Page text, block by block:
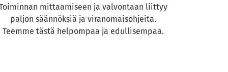
mittaamiseen ja valvontaan liittyy
paljon säännöksiä ja viranomaisohjeita.
Teemme tästä helpompaa ja edullisempaa.